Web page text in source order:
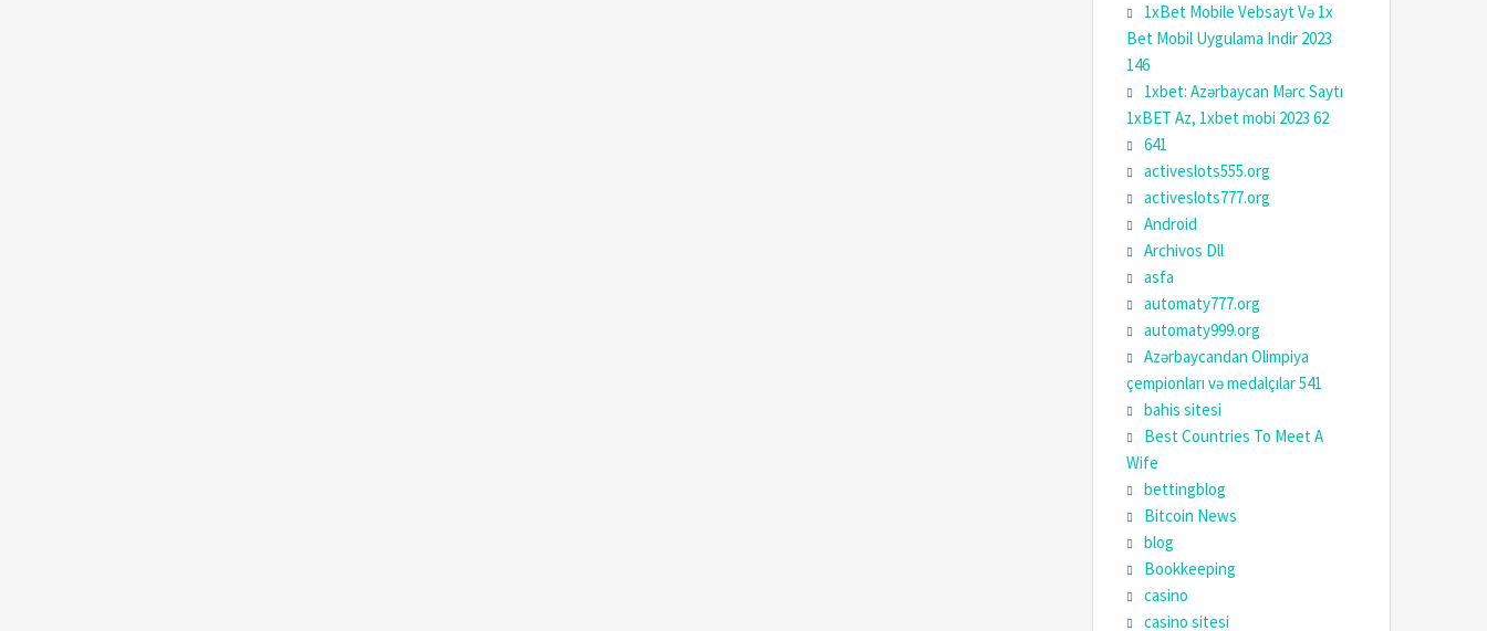
1xBet Mobile Vebsayt Və 1x
Bet Mobil Uygulama Indir 2023
146
1xbet: Azərbaycan Mərc Saytı
1xBET Az, 1xbet mobi 2023 62
641
activeslots555.org
activeslots777.org
Android
Archivos Dll
asfa
automaty777.org
automaty999.org
Azərbaycandan Olimpiya
çempionları və medalçılar 541
bahis sitesi
Best Countries To Meet A
Wife
bettingblog
Bitcoin News
blog
Bookkeeping
casino
casino sitesi